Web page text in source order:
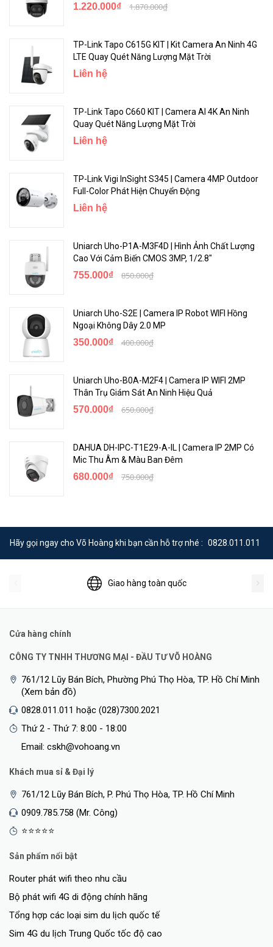
Camera Ezviz H9Cđược trang bị 4 đèn spotlight, cho phép quan
hợp với yêu cầu an ninh cụ thể của họ.
<Hotline: 0828.011.011 - (028)7300.2021 - VoHoang.vn>
1.220.000₫ 1.870.000₫
TP-Link Tapo C615G KIT | Kit Camera An Ninh 4G
LTE Quay Quét Năng Lượng Mặt Trời
Liên hệ
TP-Link Tapo C660 KIT | Camera AI 4K An Ninh
Quay Quét Năng Lượng Mặt Trời
Liên hệ
TP-Link Vigi InSight S345 | Camera 4MP Outdoor
Full-Color Phát Hiện Chuyển Động
Liên hệ
Uniarch Uho-P1A-M3F4D | Hình Ảnh Chất Lượng
Cao Với Cảm Biến CMOS 3MP, 1/2.8"
755.000₫ 850.000₫
Uniarch Uho-S2E | Camera IP Robot WIFI Hồng
Ngoại Không Dây 2.0 MP
350.000₫ 400.000₫
Uniarch Uho-B0A-M2F4 | Camera IP WIFI 2MP
Thân Trụ Giám Sát An Ninh Hiệu Quả
570.000₫ 650.000₫
DAHUA DH-IPC-T1E29-A-IL | Camera IP 2MP Có
Mic Thu Âm & Màu Ban Đêm
680.000₫ 750.000₫
Hãy gọi ngay cho Võ Hoàng khi bạn cần hỗ trợ nhé : 0828.011.011
Giao hàng toàn quốc
Cửa hàng chính
CÔNG TY TNHH THƯƠNG MẠI - ĐẦU TƯ VÕ HOÀNG
761/12 Lũy Bán Bích, Phường Phú Thọ Hòa, TP. Hồ Chí Minh
(Xem bản đồ)
0828.011.011 hoặc (028)7300.2021
Thứ 2 - Thứ 7: 8:00 - 18:00
Email: cskh@vohoang.vn
Khách mua sỉ & Đại lý
761/12 Lũy Bán Bích, P. Phú Thọ Hòa, TP. Hồ Chí Minh
0909.785.758 (Mr. Công)
⭐⭐⭐⭐⭐
Sản phẩm nổi bật
Router phát wifi theo nhu cầu
Bộ phát wifi 4G di động chính hãng
Tổng hợp các loại sim du lịch quốc tế
Sim 4G du lịch Trung Quốc tốc độ cao